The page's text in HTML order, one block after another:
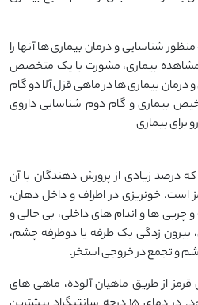
شناسایی و درمان بیماری ها آنها را
بیماری، مشورت با یک متخصص
بیماری ها در ماهی قزل آلا دو گام
بیماری و گام دوم شناسایی داروی
برای بیماری
درصد زیادی از پرورش دهندگان با آن
است. خونریزی در اطراف و داخل دهان،
ها و اندام های داخلی، بی حالی و
بیرون زدگی یک طرفه یا دوطرفه چشم،
و تجمع در خروجی استخر.
از طریق ماهیان آلوده، ماهی های